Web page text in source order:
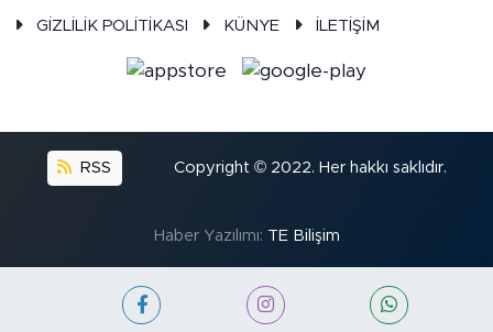
GİZLİLİK POLİTİKASI KÜNYE İLETİŞİM
RSS Copyright © 2022. Her hakkı saklıdır.
Haber Yazılımı: TE Bilişim